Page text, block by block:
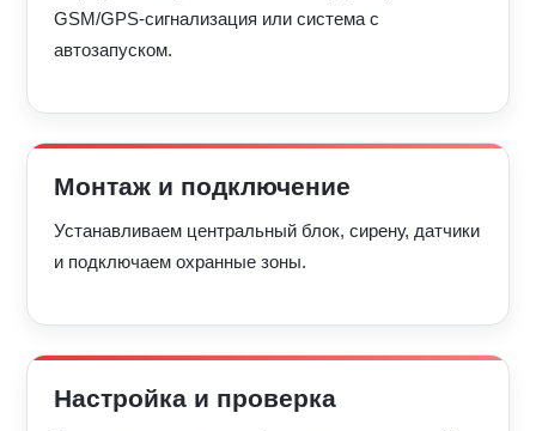
GSM/GPS-сигнализация или система с
автозапуском.
Монтаж и подключение
Устанавливаем центральный блок, сирену, датчики
и подключаем охранные зоны.
Настройка и проверка